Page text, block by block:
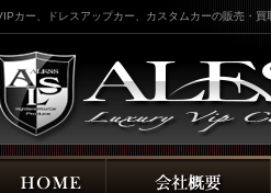
カー、ドレスアップカー、カスタムカーの販売・